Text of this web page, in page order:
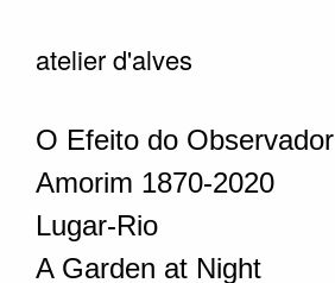
atelier d'alves
O Efeito do Observador
Amorim 1870-2020
Lugar-Rio
A Garden at Night